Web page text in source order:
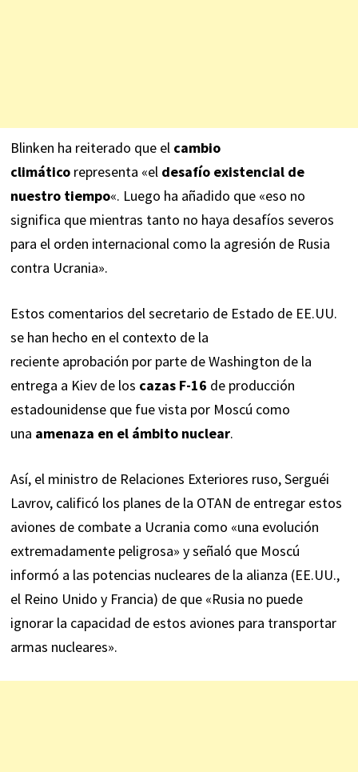
Blinken ha reiterado que el cambio
climáticorepresenta «el desafío existencial de
nuestro tiempo«. Luego ha añadido que «eso no
significa que mientras tanto no haya desafíos severos
para el orden internacional como la agresión de Rusia
contra Ucrania».
Estos comentarios del secretario de Estado de EE.UU.
se han hecho en el contexto de la
reciente aprobación por parte de Washington de la
entrega a Kiev de los cazas F-16 de producción
estadounidense que fue vista por Moscú como
una amenaza en el ámbito nuclear.
Así, el ministro de Relaciones Exteriores ruso, Serguéi
Lavrov, calificó los planes de la OTAN de entregar estos
aviones de combate a Ucrania como «una evolución
extremadamente peligrosa» y señaló que Moscú
informó a las potencias nucleares de la alianza (EE.UU.,
el Reino Unido y Francia) de que «Rusia no puede
ignorar la capacidad de estos aviones para transportar
armas nucleares».